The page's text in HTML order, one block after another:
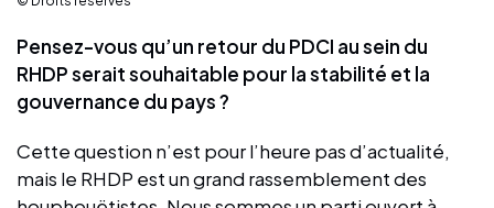
Pensez-vous qu’un retour du PDCI au sein du
RHDP serait souhaitable pour la stabilité et la
gouvernance du pays ?
Cette question n’est pour l’heure pas d’actualité,
mais le RHDP est un grand rassemblement des